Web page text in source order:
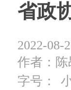
省政
2022-08-
作者：陈
字号：